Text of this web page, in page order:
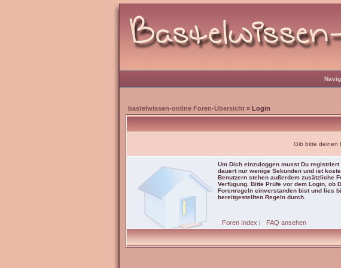
bastelwissen-online Foren-Übersicht » Login
Gib bitte deinen
Um Dich einzuloggen musst Du
dauert nur wenige Sekunden und ist
Benutzern stehen außerdem zusätzliche
Verfügung. Bitte Prüfe vor dem Login, ob
Forenregeln einverstanden bist und lies
bereitgestellten Regeln durch.
Foren Index | FAQ ansehen